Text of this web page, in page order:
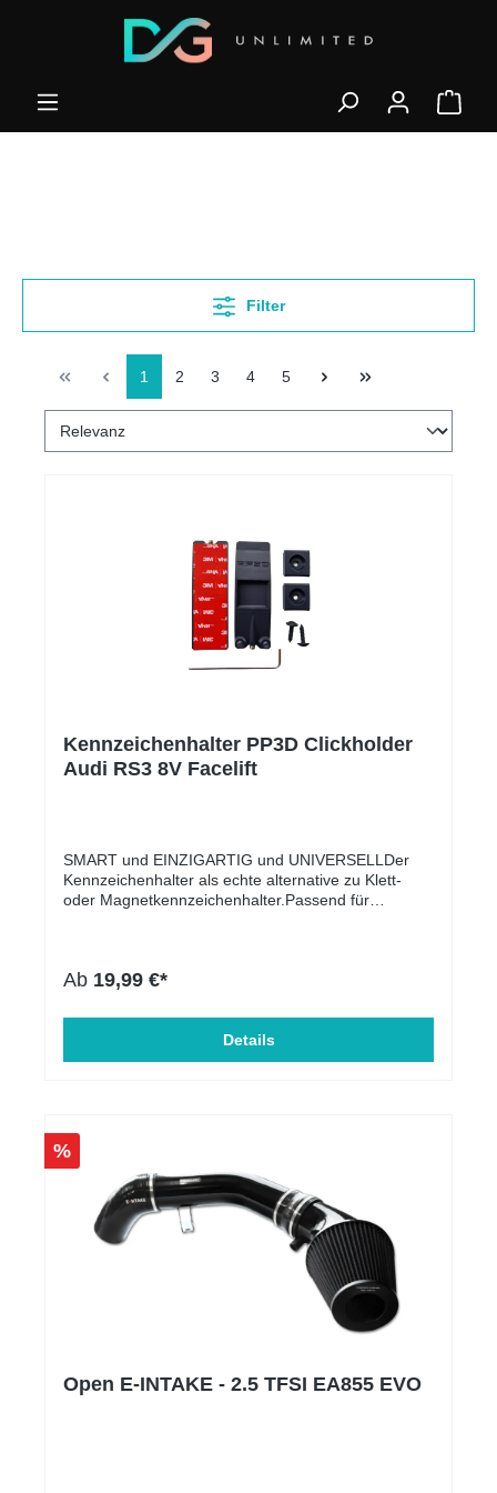
Filter
1 2 3 4 5
Kennzeichenhalter PP3D Clickholder
Audi RS3 8V Facelift
SMART und EINZIGARTIG und UNIVERSELLDer
Kennzeichenhalter als echte alternative zu Klett-
oder Magnetkennzeichenhalter.Passend für
oder MagnetHält bis über 300Km/HWaschstraßen
konform und somit keine Probleme mit TÜV und
Polizeikontrollen!Einfache Installation und
HandhabungGroßer Halter bleibt fix am
auf Treffen/Ausstellungen (kann easy retuschiert
werden)Plug and Playrobustes, wetterfestes
Materialmit Doppelseitigen Klebeband 3M VHB vom
Marktführer 3MKompatibel mit sämtlichen
Kennzeichen Weltweit auch Deutsche 3D
KennzeichenUniversellSonderanfertigungen für
Wabengrills oder Spezielle Fahrzeugformen möglich
Ab 19,99 €*
Details
%
Open E-INTAKE - 2.5 TFSI EA855 EVO